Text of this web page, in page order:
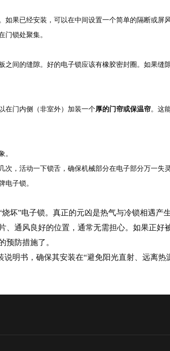
如果已经安装，可以在中间设置一个简单的隔断或屏
门锁处聚集。
之间的缝隙。好的电子锁应该有橡胶密封圈。如果缝
在门内侧（非室外）加装一个厚的门帘或保温帘。这
。
次，活动一下锁舌，确保机械部分在电子部分万一失
电子锁。
坏”电子锁。真正的元凶是热气与冷锁相遇产
、通风良好的位置，通常无需担心。如果正好
预防措施了。
说明书，确保其安装在“避免阳光直射、远离热